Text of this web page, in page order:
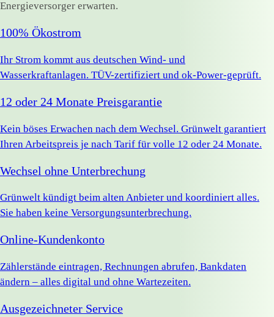
Energieversorger erwarten.
100% Ökostrom
Ihr Strom kommt aus deutschen Wind- und
Wasserkraftanlagen. TÜV-zertifiziert und ok-Power-geprüft.
12 oder 24 Monate Preisgarantie
Kein böses Erwachen nach dem Wechsel. Grünwelt garantiert
Ihren Arbeitspreis je nach Tarif für volle 12 oder 24 Monate.
Wechsel ohne Unterbrechung
Grünwelt kündigt beim alten Anbieter und koordiniert alles.
Sie haben keine Versorgungsunterbrechung.
Online-Kundenkonto
Zählerstände eintragen, Rechnungen abrufen, Bankdaten
ändern – alles digital und ohne Wartezeiten.
Ausgezeichneter Service